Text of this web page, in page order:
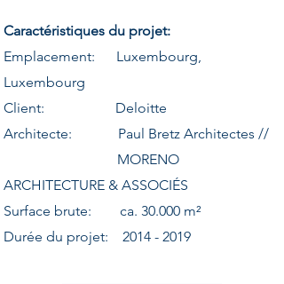
Caractéristiques du projet:
Emplacement: Luxembourg,
Luxembourg
Client: Deloitte
Architecte: Paul Bretz Architectes //
MORENO
ARCHITECTURE & ASSOCIÉS
Surface brute: ca. 30.000 m²
Durée du projet: 2014 - 2019